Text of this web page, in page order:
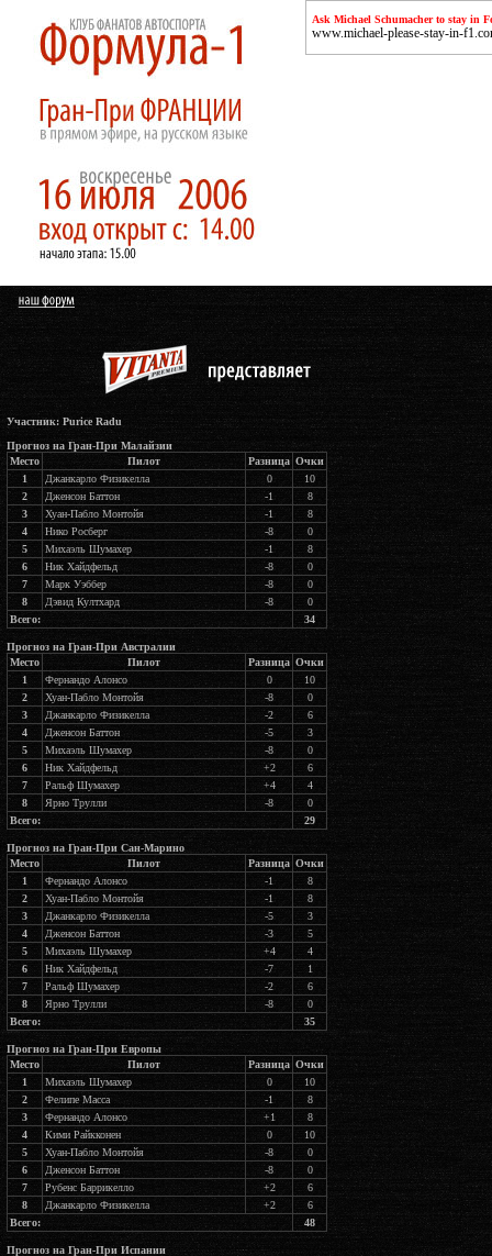
Участник: Purice Radu
Прогноз на Гран-При Малайзии
Место
Пилот Разница Очки
1
Джанкарло Физикелла 0
10
2
Дженсон Баттон -1
8
3
Хуан-Пабло Монтойя -1
8
4
Нико Росберг -8
0
5
Михаэль Шумахер -1
8
6
Ник Хайдфельд -8
0
7
Марк Уэббер -8
0
8
Дэвид Култхард -8
0
Всего:
34
Прогноз на Гран-При Австралии
Место
Пилот Разница Очки
1
Фернандо Алонсо 0
10
2
Хуан-Пабло Монтойя -8
0
3
Джанкарло Физикелла -2
6
4
Дженсон Баттон -5
3
5
Михаэль Шумахер -8
0
6
Ник Хайдфельд +2
6
7
Ральф Шумахер +4
4
8
Ярно Трулли -8
0
Всего:
29
Прогноз на Гран-При Сан-Марино
Место
Пилот Разница Очки
1
Фернандо Алонсо -1
8
2
Хуан-Пабло Монтойя -1
8
3
Джанкарло Физикелла -5
3
4
Дженсон Баттон -3
5
5
Михаэль Шумахер +4
4
6
Ник Хайдфельд -7
1
7
Ральф Шумахер -2
6
8
Ярно Трулли -8
0
Всего:
35
Прогноз на Гран-При Европы
Место
Пилот Разница Очки
1
Михаэль Шумахер 0
10
2
Фелипе Масса -1
8
3
Фернандо Алонсо +1
8
4
Кими Райкконен 0
10
5
Хуан-Пабло Монтойя -8
0
6
Дженсон Баттон -8
0
7
Рубенс Баррикелло +2
6
8
Джанкарло Физикелла +2
6
Всего:
48
Прогноз на Гран-При Испании
Ask Michael Schumacher to stay in
www.michael-please-stay-in-